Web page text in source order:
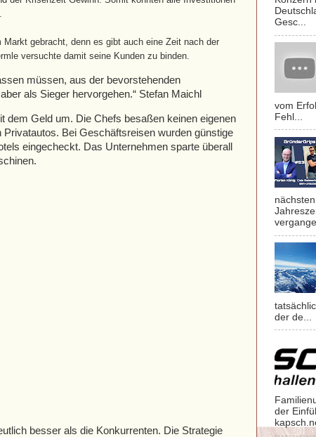
gebracht, denn es gibt auch eine Zeit nach der
versuchte damit seine Kunden zu binden.
müssen, aus der bevorstehenden
als Sieger hervorgehen.“ Stefan Maichl
dem Geld um. Die Chefs besaßen keinen eigenen
Privatautos. Bei Geschäftsreisen wurden günstige
eingecheckt. Das Unternehmen sparte überall
besser als die Konkurrenten. Die Strategie
Gesc...
vom
Fehl...
der de...
der